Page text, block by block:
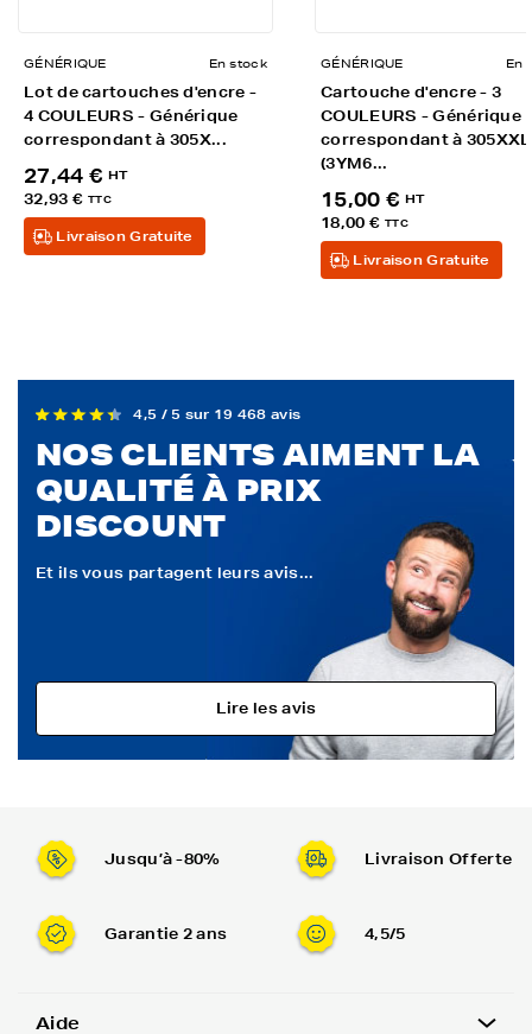
GÉNÉRIQUE En stock
Lot de cartouches d'encre -
4 COULEURS - Générique
correspondant à 305X...
27,44 € HT
32,93 € TTC
Livraison Gratuite
GÉNÉRIQUE En
Cartouche d'encre - 3
COULEURS - Générique
correspondant à 305XXL
(3YM6...
15,00 € HT
18,00 € TTC
Livraison Gratuite
4,5 / 5 sur 19 468 avis
NOS CLIENTS AIMENT LA
QUALITÉ À PRIX
DISCOUNT
Et ils vous partagent leurs avis...
Lire les avis
Jusqu’à -80% Livraison Offerte
Garantie 2 ans 4,5/5
Aide